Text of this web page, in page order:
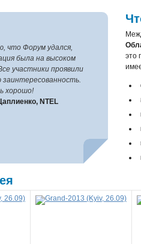
что Форум удался,
была на высоком
участники проявили
хорошо!
NTEL
это